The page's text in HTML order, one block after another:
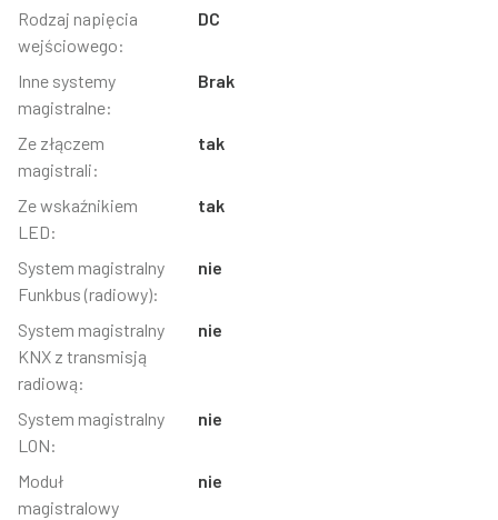
Rodzaj napięcia
wejściowego:
DC
Inne systemy
magistralne:
Brak
Ze złączem
magistrali:
tak
Ze wskaźnikiem
LED:
tak
System magistralny
Funkbus (radiowy):
nie
System magistralny
KNX z transmisją
radiową:
nie
System magistralny
LON:
nie
Moduł
magistralowy
nie